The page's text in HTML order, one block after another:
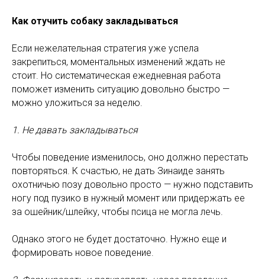
Как отучить собаку закладываться
Если нежелательная стратегия уже успела
закрепиться, моментальных изменений ждать не
стоит. Но систематическая ежедневная работа
поможет изменить ситуацию довольно быстро —
можно уложиться за неделю.
1. Не давать закладываться
Чтобы поведение изменилось, оно должно перестать
повторяться. К счастью, не дать Зинаиде занять
охотничью позу довольно просто — нужно подставить
ногу под пузико в нужный момент или придержать ее
за ошейник/шлейку, чтобы псица не могла лечь.
Однако этого не будет достаточно. Нужно еще и
формировать новое поведение.